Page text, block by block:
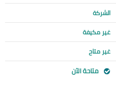
الشركة
غير مكيفة
غير متاح
متاحة الآن